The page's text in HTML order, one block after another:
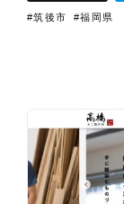
#筑後市 #福岡県